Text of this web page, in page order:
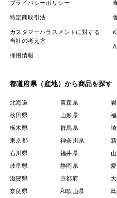
プライバシーポリシー
特定商取引法
カスタマーハラスメントに対する
当社の考え方
採用情報
都道府県（産地）から商品を探す
北海道 青森県
秋田県
山形県
栃木県
群馬県
東京都
神奈川県
石川県
福井県
岐阜県
静岡県
滋賀県
京都府
奈良県
和歌山県